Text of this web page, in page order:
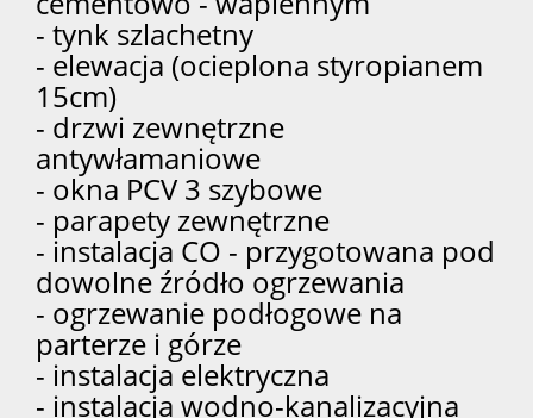
- tynk szlachetny
- elewacja (ocieplona styropianem
15cm)
- drzwi zewnętrzne
antywłamaniowe
- okna PCV 3 szybowe
- parapety zewnętrzne
- instalacja CO - przygotowana pod
dowolne źródło ogrzewania
- ogrzewanie podłogowe na
parterze i górze
- instalacja elektryczna
- instalacja wodno-kanalizacyjna